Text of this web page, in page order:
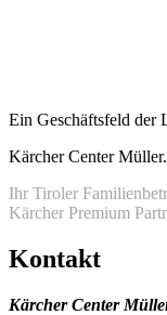
Ein Geschäftsfeld
Kärcher Center Müller.
Ihr Tiroler
Kärcher Premium
Kontakt
Kärcher Center